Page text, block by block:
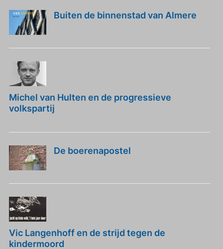
Buiten de binnenstad van Almere
Michel van Hulten en de progressieve
volkspartij
De boerenapostel
Vic Langenhoff en de strijd tegen de
kindermoord